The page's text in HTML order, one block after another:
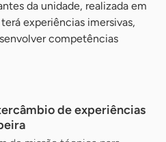
da unidade, realizada em
experiências imersivas,
competências
de experiências